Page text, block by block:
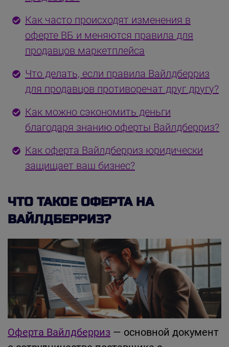
Как часто происходят изменения в
оферте ВБ и меняются правила для
продавцов маркетплейса
Что делать, если правила Вайлдберриз
для продавцов противоречат друг другу?
Как можно сэкономить деньги
благодаря знанию оферты Вайлдберриз?
Как оферта Вайлдберриз юридически
защищает ваш бизнес?
ЧТО ТАКОЕ ОФЕРТА НА
ВАЙЛДБЕРРИЗ?
Оферта Вайлдберриз — основной документ